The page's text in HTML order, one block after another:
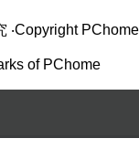
‧Copyright PChome
of PChome